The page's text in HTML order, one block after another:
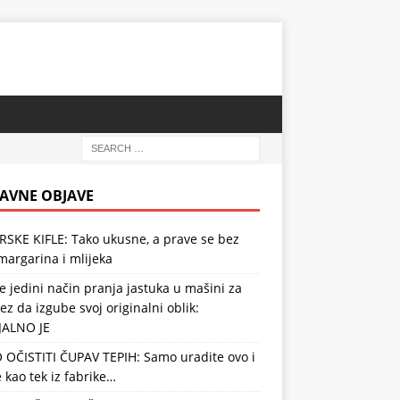
OBJAVE
KIFLE: Tako ukusne, a prave se bez
i mlijeka
jedini način pranja jastuka u mašini za
da izgube svoj originalni oblik:
JE
OČISTITI ČUPAV TEPIH: Samo uradite ovo i
kao tek iz fabrike…